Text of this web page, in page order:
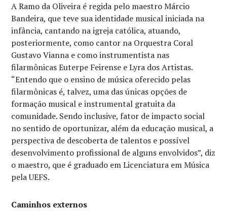
A Ramo da Oliveira é regida pelo maestro Márcio
Bandeira, que teve sua identidade musical iniciada na
infância, cantando na igreja católica, atuando,
posteriormente, como cantor na Orquestra Coral
Gustavo Vianna e como instrumentista nas
filarmônicas Euterpe Feirense e Lyra dos Artistas.
“Entendo que o ensino de música oferecido pelas
filarmônicas é, talvez, uma das únicas opções de
formação musical e instrumental gratuita da
comunidade. Sendo inclusive, fator de impacto social
no sentido de oportunizar, além da educação musical, a
perspectiva de descoberta de talentos e possível
desenvolvimento profissional de alguns envolvidos”, diz
o maestro, que é graduado em Licenciatura em Música
pela UEFS.
Caminhos externos